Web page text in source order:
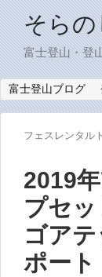
そら
富士登山・登
富士登山ブログ
フェスレンタル
2019
プセ
ゴア
ポート